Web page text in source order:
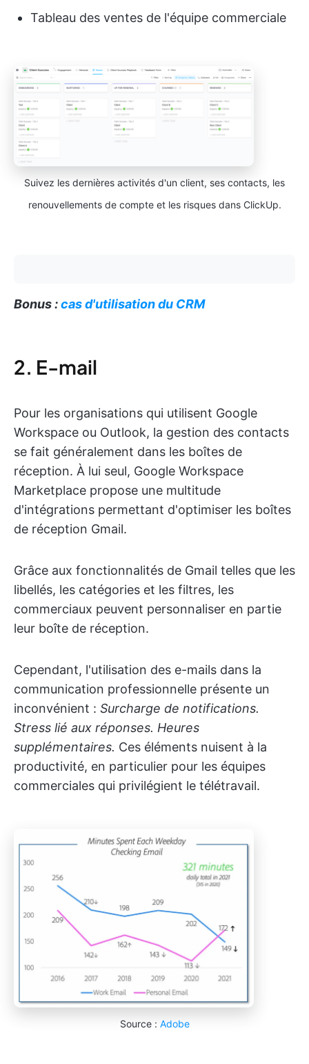
Tableau des ventes de l'équipe commerciale
Suivez les dernières activités d'un client, ses contacts, les
renouvellements de compte et les risques dans ClickUp.
Bonus :cas d'utilisation du CRM
2. E-mail
Pour les organisations qui utilisent Google
Workspace ou Outlook, la gestion des contacts
se fait généralement dans les boîtes de
réception. À lui seul, Google Workspace
Marketplace propose une multitude
d'intégrations permettant d'optimiser les boîtes
de réception Gmail.
Grâce aux fonctionnalités de Gmail telles que les
libellés, les catégories et les filtres, les
commerciaux peuvent personnaliser en partie
leur boîte de réception.
Cependant, l'utilisation des e-mails dans la
communication professionnelle présente un
inconvénient : Surcharge de notifications.
Stress lié aux réponses. Heures
supplémentaires. Ces éléments nuisent à la
productivité, en particulier pour les équipes
commerciales qui privilégient le télétravail.
Source : Adobe